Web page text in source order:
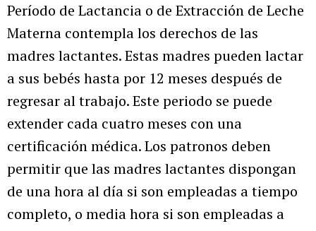
Período de Lactancia o de Extracción de Leche
Materna contempla los derechos de las
madres lactantes. Estas madres pueden lactar
a sus bebés hasta por 12 meses después de
regresar al trabajo. Este periodo se puede
extender cada cuatro meses con una
certificación médica. Los patronos deben
permitir que las madres lactantes dispongan
de una hora al día si son empleadas a tiempo
completo, o media hora si son empleadas a